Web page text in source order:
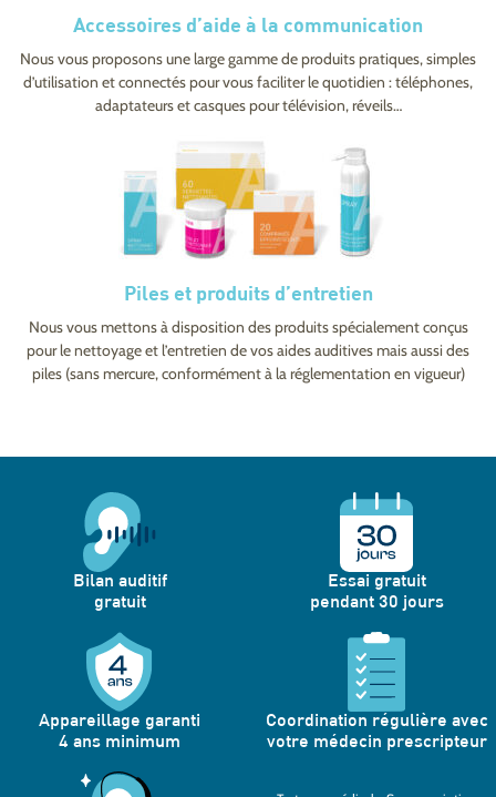
Accessoires d’aide à la communication
Nous vous proposons une large gamme de produits pratiques, simples
d’utilisation et connectés pour vous faciliter le quotidien : téléphones,
adaptateurs et casques pour télévision, réveils…
Piles et produits d’entretien
Nous vous mettons à disposition des produits spécialement conçus
pour le nettoyage et l’entretien de vos aides auditives mais aussi des
piles (sans mercure, conformément à la réglementation en vigueur)
Bilan auditif
gratuit
Essai gratuit
pendant 30 jours
Appareillage garanti
4 ans minimum
Coordination régulière avec
votre médecin prescripteur